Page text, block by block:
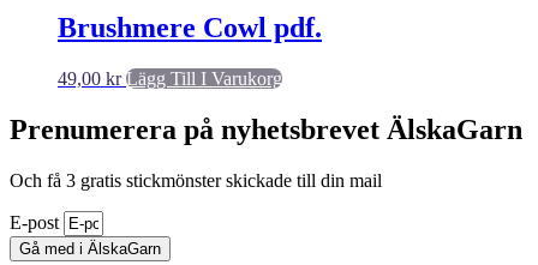
Brushmere Cowl pdf.
49,00 kr Lägg Till I Varukorg
Prenumerera på nyhetsbrevet ÄlskaGarn
Och få 3 gratis stickmönster skickade till din mail
E-post
Gå med i ÄlskaGarn